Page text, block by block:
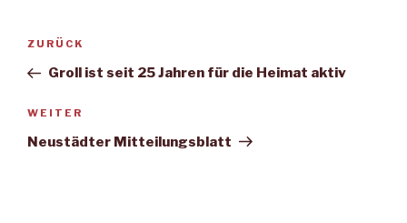
Beitragsnavigation
Vorheriger
Beitrag
ZURÜCK
Groll ist seit 25 Jahren für die Heimat aktiv
Nächster
Beitrag
WEITER
Neustädter Mitteilungsblatt